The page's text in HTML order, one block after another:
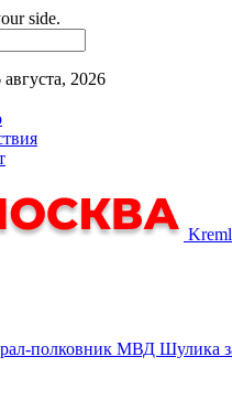
side.
августа, 2026
полковник МВД Шулика